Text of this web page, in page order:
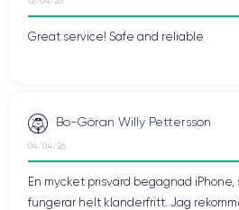
Great service! Safe and reliable
Bo-Göran Willy Pettersson
04/04/26
En mycket prisvärd begagnad iPhone,
fungerar helt klanderfritt. Jag